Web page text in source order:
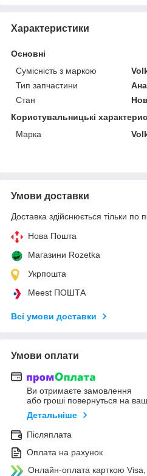
Характеристики
Основні
Сумісність з маркою
Тип запчастини
Стан
Користувальницькі
Марка
Умови доставки
Доставка здійснюється тільки по
Нова Пошта
Магазини Rozetka
Укрпошта
Meest ПОШТА
Всі умови доставки
Умови оплати
Ви отримаєте замовлення
або гроші повернуться на
Детальніше
Післяплата
Оплата на рахунок
Онлайн-оплата карткою